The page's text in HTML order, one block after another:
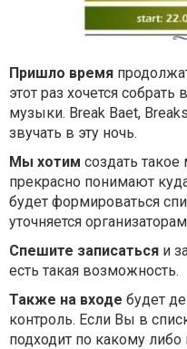
Пришло время
этот раз хочется
музыки. Break Baet,
звучать в эту ночь.
Мы хотим создать
прекрасно понимают
будет формироваться
уточняется
Спешите записаться и
есть такая возможность.
Также на входе будет
контроль. Если Вы в
подходит по какому